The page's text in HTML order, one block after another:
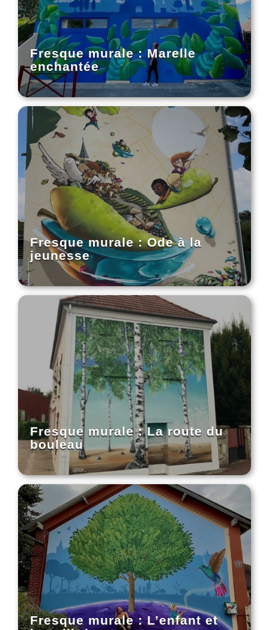
Fresque murale : Marelle
enchantée
Fresque murale : Ode à la
jeunesse
Fresque murale : La route du
bouleau
Fresque murale : L’enfant et